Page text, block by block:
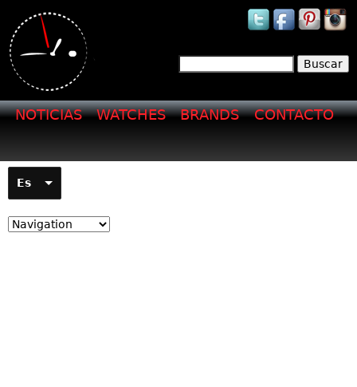
Formulario de
búsqueda
NOTICIAS WATCHES BRANDS CONTACTO
Es